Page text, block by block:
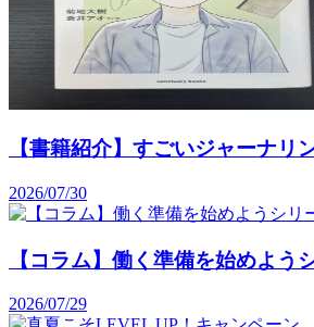
【書籍紹介】すごいジャーナ
2026/07/30
【コラム】働く準備を始めよう
2026/07/29